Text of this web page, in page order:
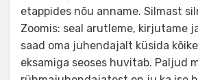
etappides nõu anname. Silmast
Zoomis: seal arutleme, kirjutame
saad oma juhendajalt küsida
eksamiga seoses huvitab. Paljud